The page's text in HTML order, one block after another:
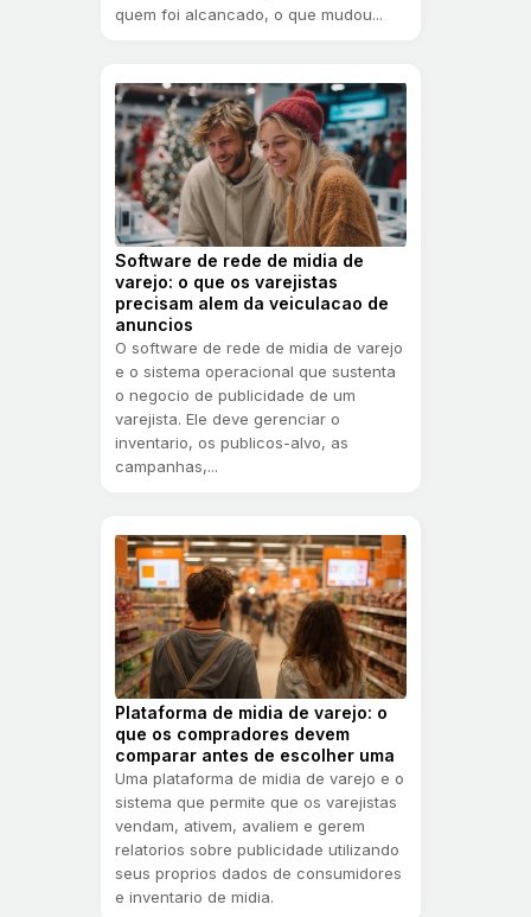
quem foi alcancado, o que mudou...
Software de rede de midia de
varejo: o que os varejistas
precisam alem da veiculacao de
anuncios
O software de rede de midia de varejo
e o sistema operacional que sustenta
o negocio de publicidade de um
varejista. Ele deve gerenciar o
inventario, os publicos-alvo, as
campanhas,...
Plataforma de midia de varejo: o
que os compradores devem
comparar antes de escolher uma
Uma plataforma de midia de varejo e o
sistema que permite que os varejistas
vendam, ativem, avaliem e gerem
relatorios sobre publicidade utilizando
seus proprios dados de consumidores
e inventario de midia.